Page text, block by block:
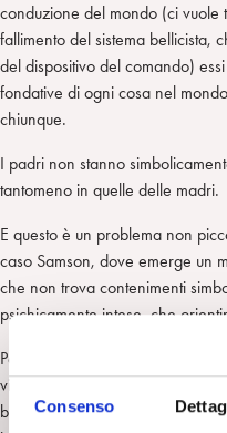
Consenso
conduzione del mondo (ci vuole
fallimento del sistema bellicista,
del dispositivo del comando)
fondative di ogni cosa nel
chiunque.
I padri non stanno
tantomeno in quelle delle madri.
E questo è un problema non
caso Samson, dove emerge un
che non trova contenimenti
psichicamente intese, che
Perché è scomodo, forse
vivere con una metà di sé
bisessualità costitutiva